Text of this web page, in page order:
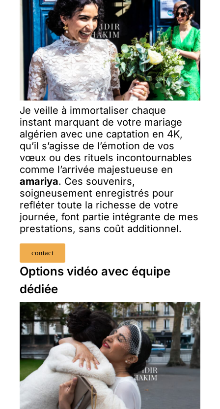
Je veille à immortaliser chaque
instant marquant de votre mariage
algérien avec une captation en 4K,
qu’il s’agisse de l’émotion de vos
vœux ou des rituels incontournables
comme l’arrivée majestueuse en
amariya. Ces souvenirs,
soigneusement enregistrés pour
refléter toute la richesse de votre
journée, font partie intégrante de mes
prestations, sans coût additionnel.
contact
Options vidéo avec équipe
dédiée